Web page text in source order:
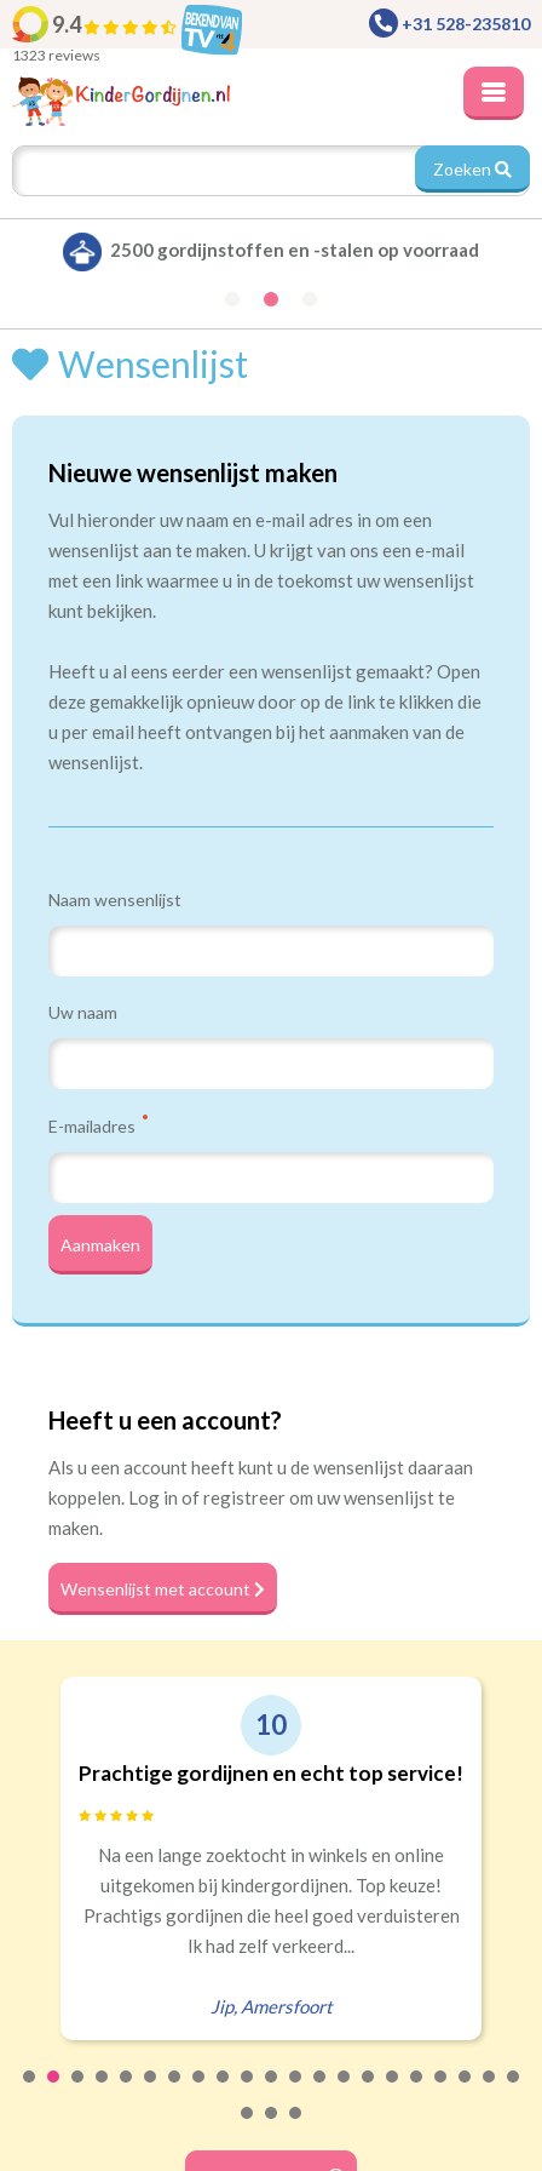
9.4
1323 reviews
+31 528-235810
Zoeken
2500 gordijnstoffen en -stalen op voorraad
Wensenlijst
Nieuwe wensenlijst maken
Vul hieronder uw naam en e-mail adres in om een
wensenlijst aan te maken. U krijgt van ons een e-mail
met een link waarmee u in de toekomst uw wensenlijst
kunt bekijken.
Heeft u al eens eerder een wensenlijst gemaakt? Open
deze gemakkelijk opnieuw door op de link te klikken die
u per email heeft ontvangen bij het aanmaken van de
wensenlijst.
Naam wensenlijst
Uw naam
E-mailadres
Aanmaken
Heeft u een account?
Als u een account heeft kunt u de wensenlijst daaraan
koppelen. Log in of registreer om uw wensenlijst te
maken.
Wensenlijst met account
10
Prachtige gordijnen en echt top service!
Na een lange zoektocht in winkels en online
uitgekomen bij kindergordijnen. Top keuze!
Prachtigs gordijnen die heel goed verduisteren
Ik had zelf verkeerd...
Jip, Amersfoort